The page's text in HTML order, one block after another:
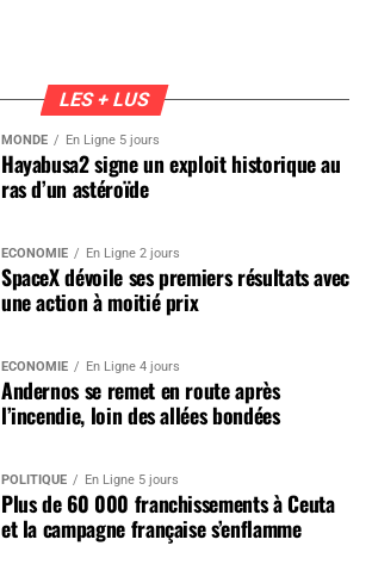
LES + LUS
MONDE En Ligne 5 jours
Hayabusa2 signe un exploit historique au
ras d’un astéroïde
ÉCONOMIE En Ligne 2 jours
SpaceX dévoile ses premiers résultats avec
une action à moitié prix
ÉCONOMIE En Ligne 4 jours
Andernos se remet en route après
l’incendie, loin des allées bondées
POLITIQUE En Ligne 5 jours
Plus de 60 000 franchissements à Ceuta
et la campagne française s’enflamme